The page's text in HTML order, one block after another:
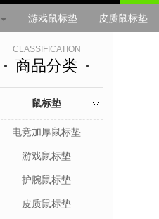
游戏鼠标垫 皮质鼠标垫
CLASSIFICATION
商品分类
鼠标垫
电竞加厚鼠标垫
游戏鼠标垫
护腕鼠标垫
皮质鼠标垫